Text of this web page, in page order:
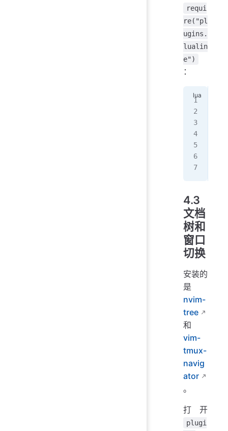
requi
re("pl
ugins.
lualin
e")
：
4.3
文档
树和
窗口
切换
安装的
是
nvim-
tree
和
vim-
tmux-
navig
ator
。
打开
plugi